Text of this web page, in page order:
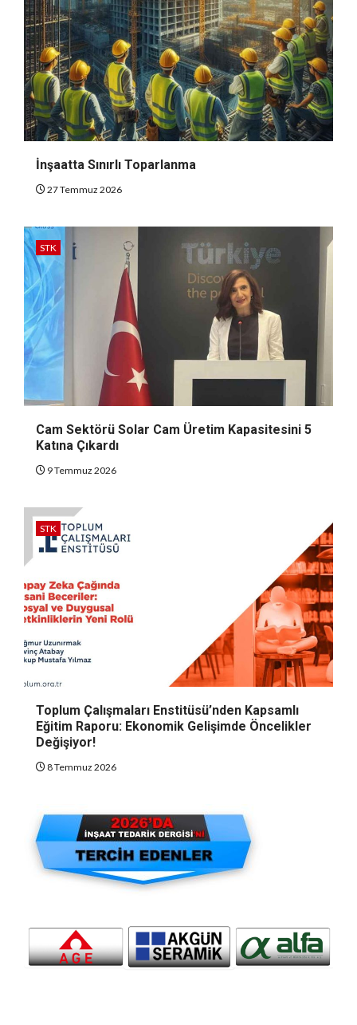
İnşaatta Sınırlı Toparlanma
27 Temmuz 2026
STK
Cam Sektörü Solar Cam Üretim Kapasitesini 5
Katına Çıkardı
9 Temmuz 2026
STK
Toplum Çalışmaları Enstitüsü’nden Kapsamlı
Eğitim Raporu: Ekonomik Gelişimde Öncelikler
Değişiyor!
8 Temmuz 2026